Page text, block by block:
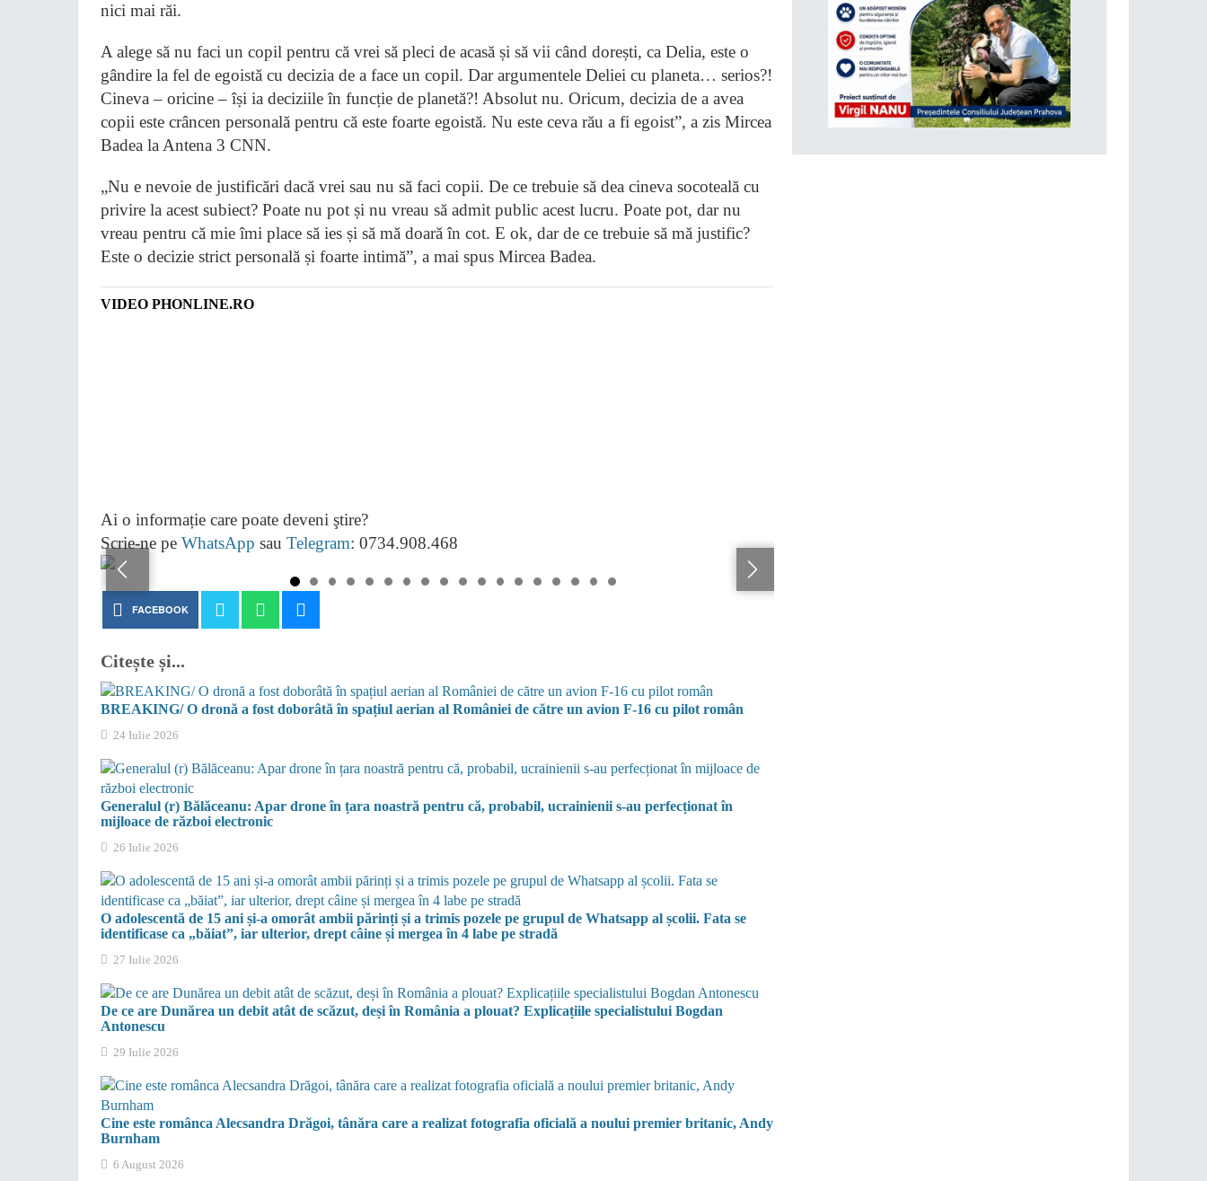
nici mai răi.
A alege să nu faci un copil pentru că vrei să pleci de acasă și să vii când dorești, ca Delia, este o
gândire la fel de egoistă cu decizia de a face un copil. Dar argumentele Deliei cu planeta… serios?!
Cineva – oricine – își ia deciziile în funcție de planetă?! Absolut nu. Oricum, decizia de a avea
copii este crâncen personală pentru că este foarte egoistă. Nu este ceva rău a fi egoist”, a zis Mircea
Badea la Antena 3 CNN.
„Nu e nevoie de justificări dacă vrei sau nu să faci copii. De ce trebuie să dea cineva socoteală cu
privire la acest subiect? Poate nu pot și nu vreau să admit public acest lucru. Poate pot, dar nu
vreau pentru că mie îmi place să ies și să mă doară în cot. E ok, dar de ce trebuie să mă justific?
Este o decizie strict personală și foarte intimă”, a mai spus Mircea Badea.
VIDEO PHONLINE.RO
Ai o informație care poate deveni ştire?
Scrie-ne pe WhatsApp sau Telegram: 0734.908.468
FACEBOOK
Citește și...
BREAKING/ O dronă a fost doborâtă în spațiul aerian al României de către un avion F-16 cu pilot român
24 Iulie 2026
Generalul (r) Bălăceanu: Apar drone în țara noastră pentru că, probabil, ucrainienii s-au perfecționat în
mijloace de război electronic
26 Iulie 2026
O adolescentă de 15 ani și-a omorât ambii părinți și a trimis pozele pe grupul de Whatsapp al școlii. Fata se
identificase ca „băiat”, iar ulterior, drept câine și mergea în 4 labe pe stradă
27 Iulie 2026
De ce are Dunărea un debit atât de scăzut, deși în România a plouat? Explicațiile specialistului Bogdan
Antonescu
29 Iulie 2026
Cine este românca Alecsandra Drăgoi, tânăra care a realizat fotografia oficială a noului premier britanic, Andy
Burnham
6 August 2026